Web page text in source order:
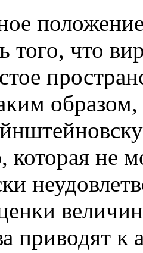
того, что
образом,
не
приводят